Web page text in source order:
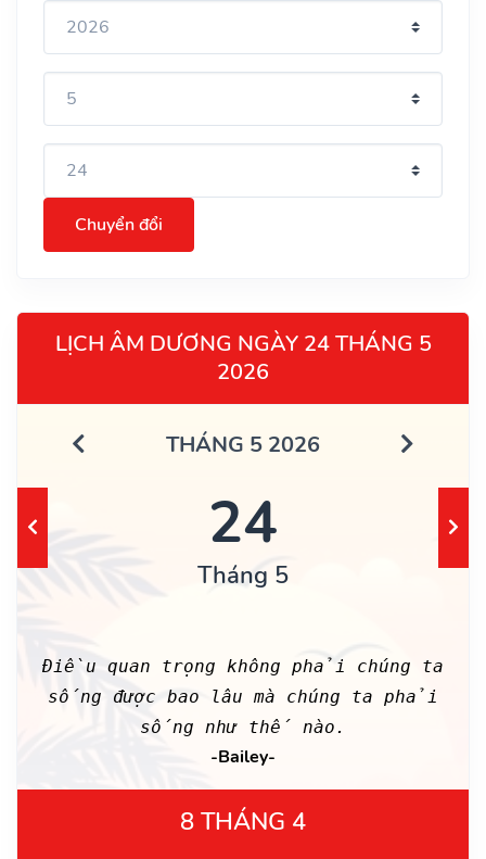
Chuyển đổi
LỊCH ÂM DƯƠNG NGÀY 24 THÁNG 5
2026
THÁNG 5 2026
24
Tháng 5
Điều quan trọng không phải chúng ta
sống được bao lâu mà chúng ta phải
sống như thế nào.
-Bailey-
8 THÁNG 4